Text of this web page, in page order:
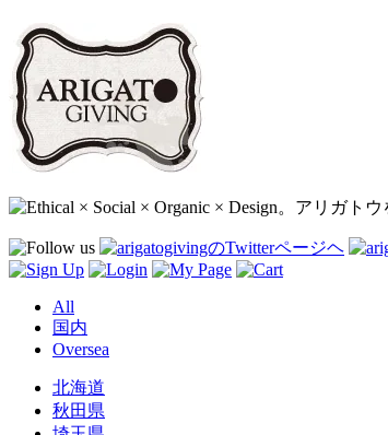
All
国内
Oversea
北海道
秋田県